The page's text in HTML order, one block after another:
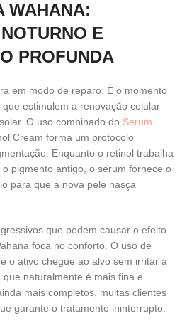
WAHANA:
E
PROFUNDA
em modo de reparo. É o momento
estimulem a renovação celular
O uso combinado do Serum
Cream forma um protocolo
Enquanto o retinol trabalha
o pigmento antigo, o sérum fornece o
para que a nova pele nasça
que podem causar o efeito
foca no conforto. O uso de
o ativo chegue ao alvo sem irritar a
naturalmente é mais fina e
mais completos, muitas clientes
garante o tratamento ininterrupto.